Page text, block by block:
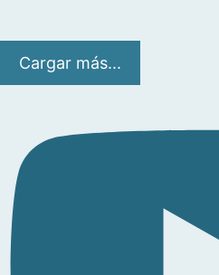
Cargar más...